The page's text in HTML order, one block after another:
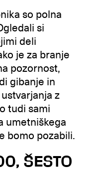
so polna
si
deli
je za branje
pozornost,
gibanje in
z
tudi sami
umetniškega
bomo pozabili.
ŠESTO